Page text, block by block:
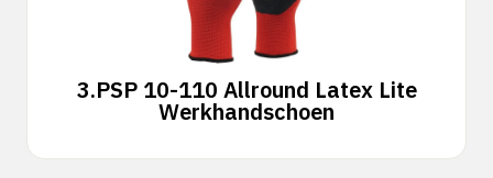
3.PSP 10-110 Allround Latex Lite
Werkhandschoen